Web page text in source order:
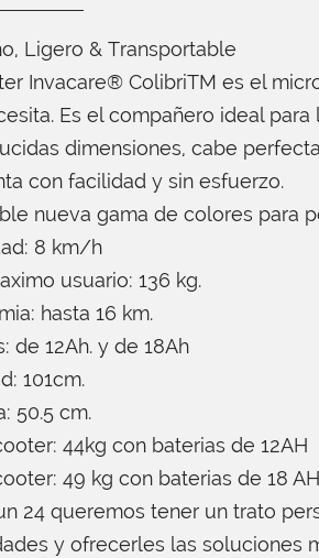
Ligero & Transportable
Invacare® ColibriTM es el
Es el compañero ideal
dimensiones, cabe
con facilidad y sin esfuerzo.
nueva gama de colores para
8 km/h
usuario: 136 kg.
hasta 16 km.
de 12Ah. y de 18Ah
101cm.
50.5 cm.
44kg con baterias de 12AH
49 kg con baterias de 18 AH
24 queremos tener un trato
y ofrecerles las soluciones